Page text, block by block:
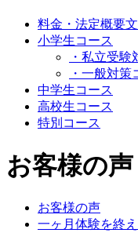
料金・法定概要
小学生コース
・私立受験
・一般対策
中学生コース
高校生コース
特別コース
お客様の声
お客様の声
一ヶ月体験を終